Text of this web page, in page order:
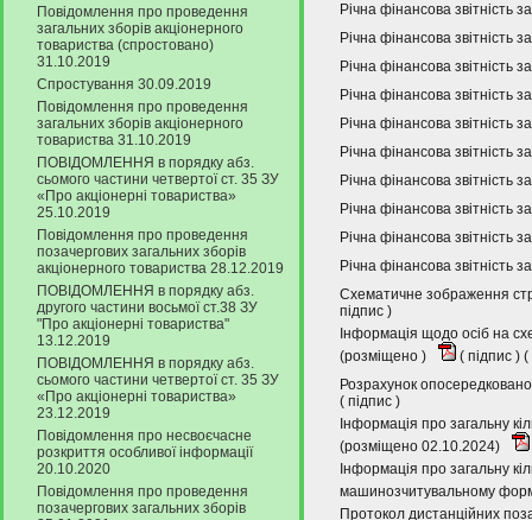
Повідомлення про проведення
загальних зборів акціонерного
товариства (спростовано)
31.10.2019
Спростування 30.09.2019
Повідомлення про проведення
загальних зборів акціонерного
товариства 31.10.2019
ПОВІДОМЛЕННЯ в порядку абз.
сьомого частини четвертої ст. 35 ЗУ
«Про акціонерні товариства»
25.10.2019
Повідомлення про проведення
позачергових загальних зборів
акціонерного товариства 28.12.2019
ПОВІДОМЛЕННЯ в порядку абз.
другого частини восьмої ст.38 ЗУ
"Про акціонерні товариства"
13.12.2019
ПОВІДОМЛЕННЯ в порядку абз.
сьомого частини четвертої ст. 35 ЗУ
«Про акціонерні товариства»
23.12.2019
Повідомлення про несвоєчасне
розкриття особливої інформації
20.10.2020
Повідомлення про проведення
позачергових загальних зборів
Річна фінансова звітність
Річна фінансова звітність
Річна фінансова звітність
Річна фінансова звітність
Річна фінансова звітність
Річна фінансова звітність
Річна фінансова звітність
Річна фінансова звітність
Річна фінансова звітність
Річна фінансова звітність
Схематичне зображення
підпис )
Інформація щодо осіб на
(розміщено )
( підпис ) (
Розрахунок
( підпис )
Інформація про загальну
(розміщено 02.10.2024)
Інформація про загальну
машинозчитувальному
Протокол дистанційних